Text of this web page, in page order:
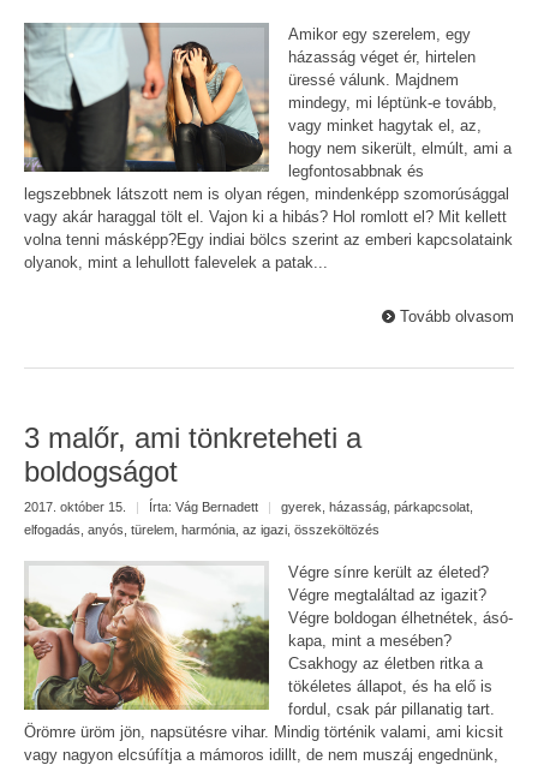
Amikor egy szerelem, egy
házasság véget ér, hirtelen
üressé válunk. Majdnem
mindegy, mi léptünk-e tovább,
vagy minket hagytak el, az,
hogy nem sikerült, elmúlt, ami a
legfontosabbnak és
legszebbnek látszott nem is olyan régen, mindenképp szomorúsággal
vagy akár haraggal tölt el. Vajon ki a hibás? Hol romlott el? Mit kellett
volna tenni másképp?Egy indiai bölcs szerint az emberi kapcsolataink
olyanok, mint a lehullott falevelek a patak...
Tovább olvasom
3 malőr, ami tönkreteheti a
boldogságot
2017. október 15. | Írta: Vág Bernadett | gyerek házasság párkapcsolat
elfogadás anyós türelem harmónia az igazi összeköltözés
Végre sínre került az életed?
Végre megtaláltad az igazit?
Végre boldogan élhetnétek, ásó-
kapa, mint a mesében?
Csakhogy az életben ritka a
tökéletes állapot, és ha elő is
fordul, csak pár pillanatig tart.
Örömre üröm jön, napsütésre vihar. Mindig történik valami, ami kicsit
vagy nagyon elcsúfítja a mámoros idillt, de nem muszáj engednünk,